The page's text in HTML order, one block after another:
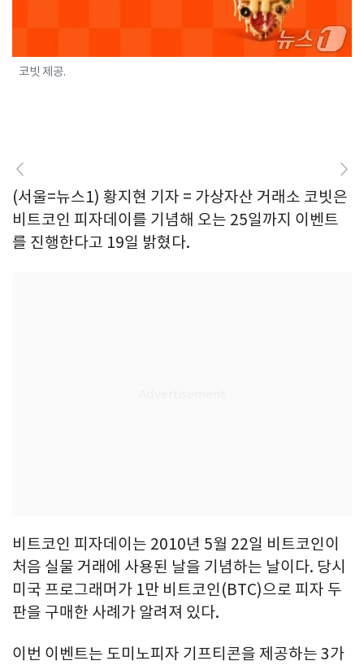
코빗 제공.
(서울=뉴스1) 황지현 기자 = 가상자산 거래소 코빗은
비트코인 피자데이를 기념해 오는 25일까지 이벤트
를 진행한다고 19일 밝혔다.
비트코인 피자데이는 2010년 5월 22일 비트코인이
처음 실물 거래에 사용된 날을 기념하는 날이다. 당시
미국 프로그래머가 1만 비트코인(BTC)으로 피자 두
판을 구매한 사례가 알려져 있다.
이번 이벤트는 도미노피자 기프티콘을 제공하는 3가